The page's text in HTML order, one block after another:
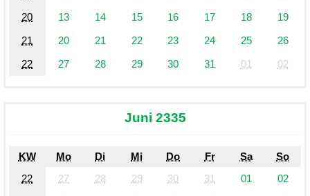
20
13 14 15 16 17 18
19
21
20 21 22 23 24 25
26
22
27 28 29 30 31 01 02
Juni 2335
KW Mo Di Mi Do Fr Sa
So
22
27 28 29 30 31 01
02